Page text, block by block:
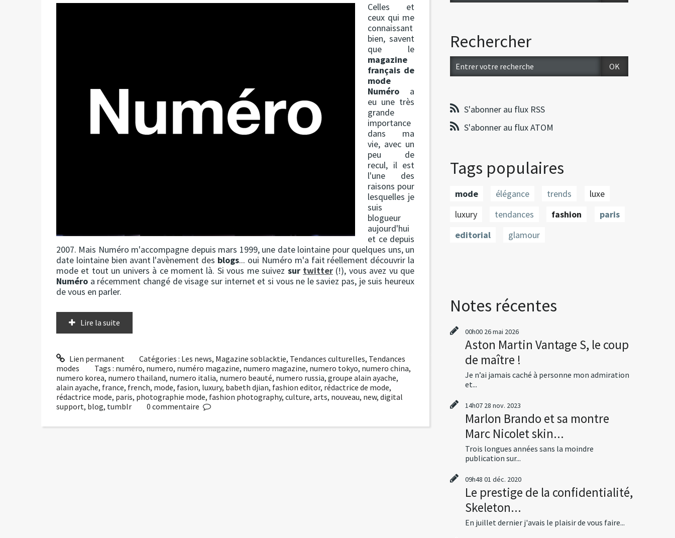
Celles et
ceux qui me
connaissant
bien, savent
que le
magazine
français de
mode
Numéro a
eu une très
grande
importance
dans ma
vie, avec un
peu de
recul, il est
l'une des
raisons pour
lesquelles je
suis
blogueur
aujourd'hui
et ce depuis
2007. Mais Numéro m'accompagne depuis mars 1999, une date lointaine pour quelques uns, un
date lointaine bien avant l'avènement des blogs... oui Numéro m'a fait réellement découvrir la
mode et tout un univers à ce moment là. Si vous me suivez sur twitter(!), vous avez vu que
Numéro a récemment changé de visage sur internet et si vous ne le saviez pas, je suis heureux
de vous en parler.
Lire la suite
Lien permanent Catégories : Les news, Magazine soblacktie, Tendances culturelles, Tendances
modes
Tags : numéro, numero, numéro magazine, numero magazine, numero tokyo, numero china,
numero korea, numero thailand, numero italia, numero beauté, numero russia, groupe alain ayache,
alain ayache, france, french, mode, fasion, luxury, babeth djian, fashion editor, rédactrice de mode,
rédactrice mode, paris, photographie mode, fashion photography, culture, arts, nouveau, new, digital
support, blog, tumblr 0 commentaire
Rechercher
S'abonner au flux RSS
S'abonner au flux ATOM
Tags populaires
mode élégance trends
luxe
luxury
tendances fashion
paris
editorial
glamour
Notes récentes
00h00 26mai 2026
Aston Martin Vantage S, le coup
de maître !
Je n’ai jamais caché à personne mon admiration
et...
14h07 28 nov. 2023
Marlon Brando et sa montre
Marc Nicolet skin...
Trois longues années sans la moindre
publication sur...
09h48 01 déc. 2020
Le prestige de la confidentialité,
Skeleton...
En juillet dernier j'avais le plaisir de vous faire...